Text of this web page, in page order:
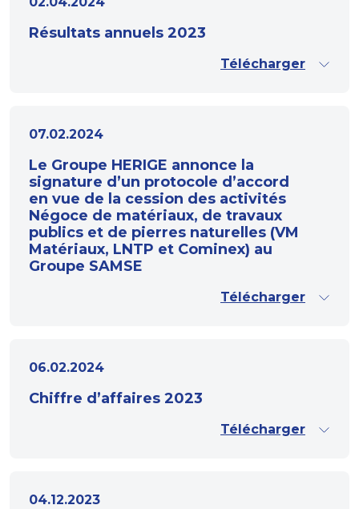
Résultats annuels 2023
Télécharger
07.02.2024
Le Groupe HERIGE annonce la
signature d’un protocole d’accord
en vue de la cession des activités
Négoce de matériaux, de travaux
publics et de pierres naturelles (VM
Matériaux, LNTP et Cominex) au
Groupe SAMSE
Télécharger
06.02.2024
Chiffre d’affaires 2023
Télécharger
04.12.2023